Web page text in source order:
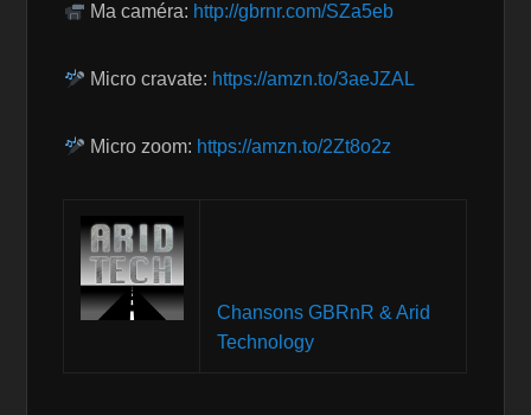
Ma caméra: http://gbrnr.com/SZa5eb
Micro cravate: https://amzn.to/3aeJZAL
Micro zoom: https://amzn.to/2Zt8o2z
Chansons GBRnR & Arid
Technology